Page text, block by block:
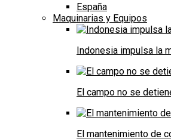
España
Maquinarias y Equipos
Indonesia impulsa la
El campo no se
El mantenimiento de